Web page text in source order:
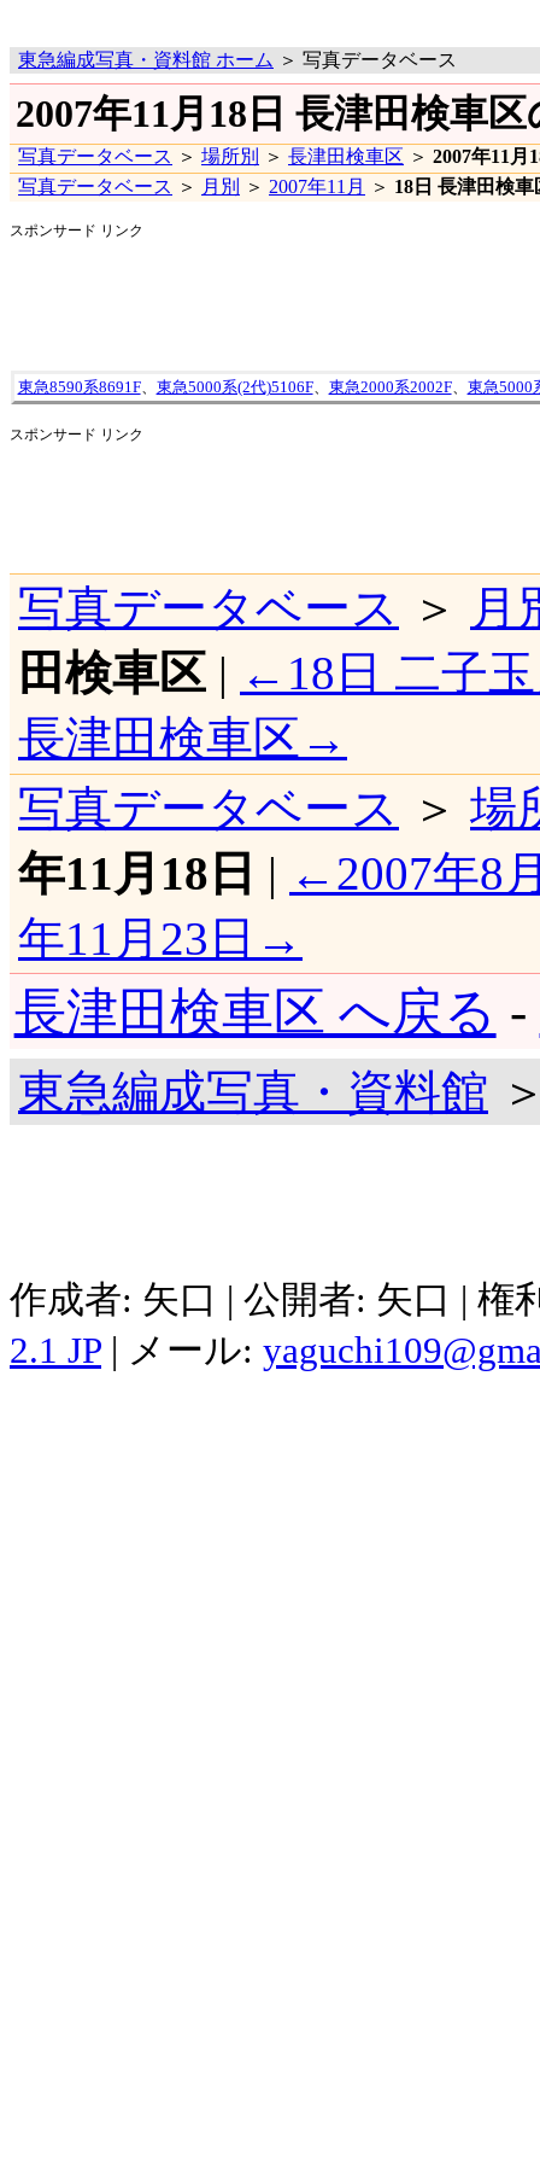
東急編成写真・資料館 ホーム ＞ 写真データベース
2007年11月18日 長津田検車
写真データベース ＞ 場所別 ＞ 長津田検車区 ＞ 2007年11月
写真データベース ＞ 月別 ＞ 2007年11月 ＞ 18日 長津田検車
スポンサード リンク
東急8590系8691F、 東急5000系(2代)5106F、 東急2000系2002F、 東急5000
スポンサード リンク
写真データベース ＞
月
田検車区 | ←18日 二子
長津田検車区→
写真データベース
＞ 場
年11月18日 | ←2007年8
年11月23日→
長津田検車区 へ戻る -
東急編成写真・資料館
作成者: 矢口 | 公開者: 矢口 |
2.1 JP | メール: